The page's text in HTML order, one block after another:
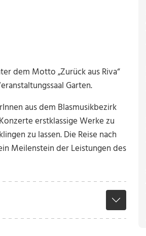
dem Motto „Zurück aus Riva“
Garten.
aus dem Blasmusikbezirk
erstklassige Werke zu
zu lassen. Die Reise nach
Meilenstein der Leistungen des